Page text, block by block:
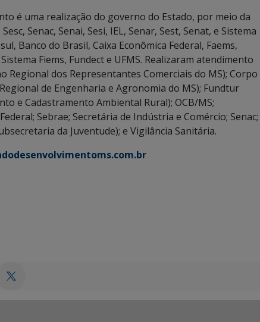
é uma realização do governo do Estado, por meio da
Senac, Senai, Sesi, IEL, Senar, Sest, Senat, e Sistema
Banco do Brasil, Caixa Econômica Federal, Faems,
Fiems, Fundect e UFMS. Realizaram atendimento
Regional dos Representantes Comerciais do MS); Corpo
de Engenharia e Agronomia do MS); Fundtur
e Cadastramento Ambiental Rural); OCB/MS;
Sebrae; Secretária de Indústria e Comércio; Senac;
da Juventude); e Vigilância Sanitária.